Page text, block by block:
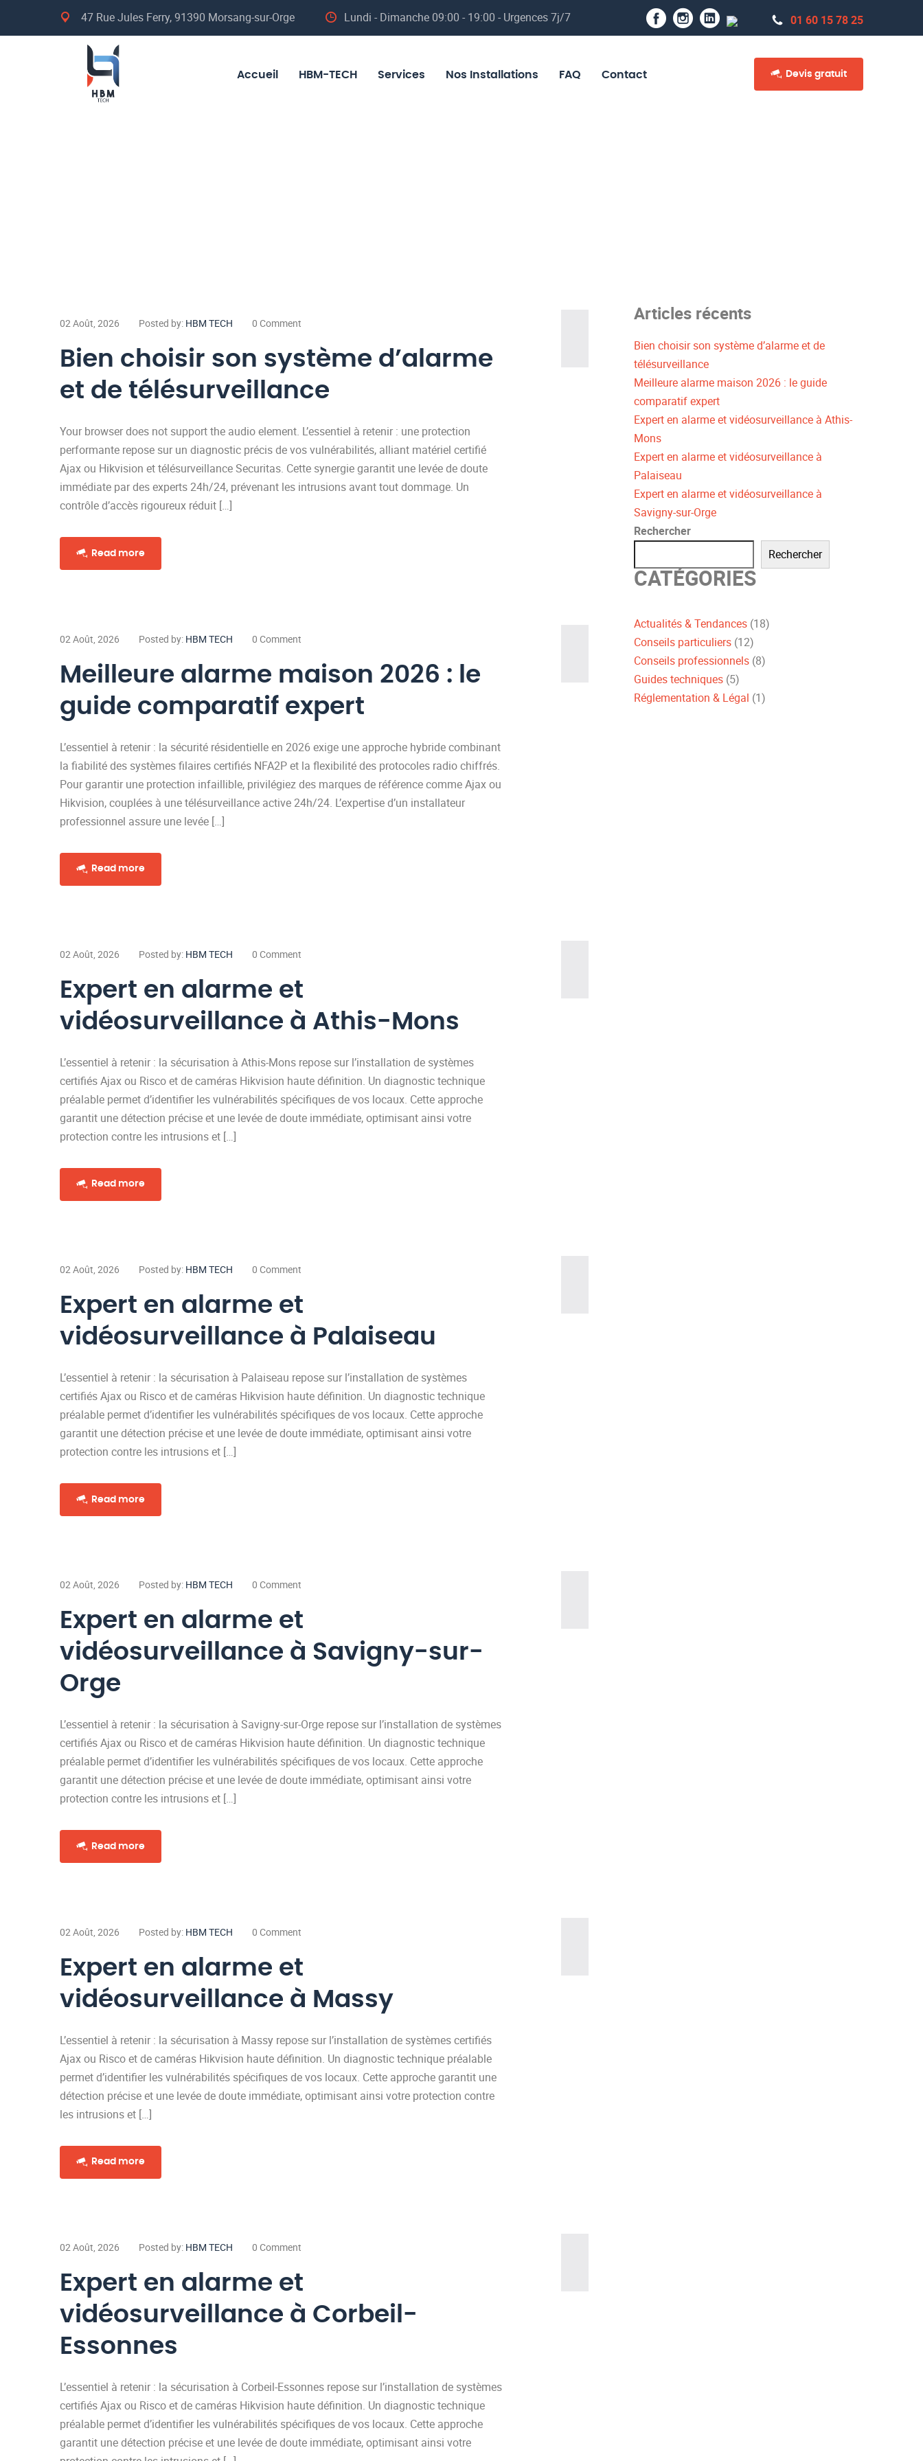
47 Rue Jules Ferry, 91390 Morsang-sur-Orge Lundi - Dimanche 09:00 - 19:00 - Urgences 7j/7 01 60 15 78 25
Accueil HBM-TECH Services Nos Installations FAQ Contact Devis gratuit
02 Août, 2026 Posted by: HBM TECH 0 Comment
Bien choisir son système d’alarme
et de télésurveillance
Your browser does not support the audio element. L’essentiel à retenir : une protection
performante repose sur un diagnostic précis de vos vulnérabilités, alliant matériel certifié
Ajax ou Hikvision et télésurveillance Securitas. Cette synergie garantit une levée de doute
immédiate par des experts 24h/24, prévenant les intrusions avant tout dommage. Un
contrôle d’accès rigoureux réduit […]
Read more
02 Août, 2026 Posted by: HBM TECH 0 Comment
Meilleure alarme maison 2026 : le
guide comparatif expert
L’essentiel à retenir : la sécurité résidentielle en 2026 exige une approche hybride combinant
la fiabilité des systèmes filaires certifiés NFA2P et la flexibilité des protocoles radio chiffrés.
Pour garantir une protection infaillible, privilégiez des marques de référence comme Ajax ou
Hikvision, couplées à une télésurveillance active 24h/24. L’expertise d’un installateur
professionnel assure une levée […]
Read more
02 Août, 2026 Posted by: HBM TECH 0 Comment
Expert en alarme et
vidéosurveillance à Athis-Mons
L’essentiel à retenir : la sécurisation à Athis-Mons repose sur l’installation de systèmes
certifiés Ajax ou Risco et de caméras Hikvision haute définition. Un diagnostic technique
préalable permet d’identifier les vulnérabilités spécifiques de vos locaux. Cette approche
garantit une détection précise et une levée de doute immédiate, optimisant ainsi votre
protection contre les intrusions et […]
Read more
02 Août, 2026 Posted by: HBM TECH 0 Comment
Expert en alarme et
vidéosurveillance à Palaiseau
L’essentiel à retenir : la sécurisation à Palaiseau repose sur l’installation de systèmes
certifiés Ajax ou Risco et de caméras Hikvision haute définition. Un diagnostic technique
préalable permet d’identifier les vulnérabilités spécifiques de vos locaux. Cette approche
garantit une détection précise et une levée de doute immédiate, optimisant ainsi votre
protection contre les intrusions et […]
Read more
02 Août, 2026 Posted by: HBM TECH 0 Comment
Expert en alarme et
vidéosurveillance à Savigny-sur-
Orge
L’essentiel à retenir : la sécurisation à Savigny-sur-Orge repose sur l’installation de systèmes
certifiés Ajax ou Risco et de caméras Hikvision haute définition. Un diagnostic technique
préalable permet d’identifier les vulnérabilités spécifiques de vos locaux. Cette approche
garantit une détection précise et une levée de doute immédiate, optimisant ainsi votre
protection contre les intrusions et […]
Read more
02 Août, 2026 Posted by: HBM TECH 0 Comment
Expert en alarme et
vidéosurveillance à Massy
L’essentiel à retenir : la sécurisation à Massy repose sur l’installation de systèmes certifiés
Ajax ou Risco et de caméras Hikvision haute définition. Un diagnostic technique préalable
permet d’identifier les vulnérabilités spécifiques de vos locaux. Cette approche garantit une
détection précise et une levée de doute immédiate, optimisant ainsi votre protection contre
les intrusions et […]
Read more
02 Août, 2026 Posted by: HBM TECH 0 Comment
Expert en alarme et
vidéosurveillance à Corbeil-
Essonnes
L’essentiel à retenir : la sécurisation à Corbeil-Essonnes repose sur l’installation de systèmes
certifiés Ajax ou Risco et de caméras Hikvision haute définition. Un diagnostic technique
préalable permet d’identifier les vulnérabilités spécifiques de vos locaux. Cette approche
garantit une détection précise et une levée de doute immédiate, optimisant ainsi votre
Articles récents
Bien choisir son système d’alarme et de
télésurveillance
Meilleure alarme maison 2026 : le guide
comparatif expert
Expert en alarme et vidéosurveillance à Athis-
Mons
Expert en alarme et vidéosurveillance à
Palaiseau
Expert en alarme et vidéosurveillance à
Savigny-sur-Orge
Rechercher
Rechercher
CATÉGORIES
Actualités & Tendances (18)
Conseils particuliers (12)
Conseils professionnels (8)
Guides techniques (5)
Réglementation & Légal (1)